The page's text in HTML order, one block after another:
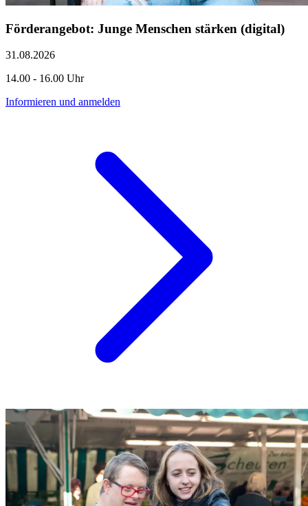
Förderangebot: Junge Menschen stärken (digital)
31.08.2026
14.00 - 16.00 Uhr
Informieren und anmelden